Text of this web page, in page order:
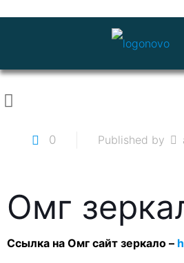
0 Published by
Омг
Ссылка на Омг сайт зеркало –